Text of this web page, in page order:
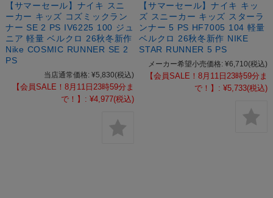
【サマーセール】ナイキ スニ
ーカー キッズ コズミックラン
ナー SE 2 PS IV6225 100 ジュ
ニア 軽量 ベルクロ 26秋冬新作
Nike COSMIC RUNNER SE 2
PS
当店通常価格: ¥5,830(税込)
【会員SALE！8月11日23時59分ま
で！】: ¥4,977(税込)
【サマーセール】ナイキ キッ
ズ スニーカー キッズ スターラ
ンナー 5 PS HF7005 104 軽量
ベルクロ 26秋冬新作 NIKE
STAR RUNNER 5 PS
メーカー希望小売価格: ¥6,710(税込)
【会員SALE！8月11日23時59分ま
で！】: ¥5,733(税込)